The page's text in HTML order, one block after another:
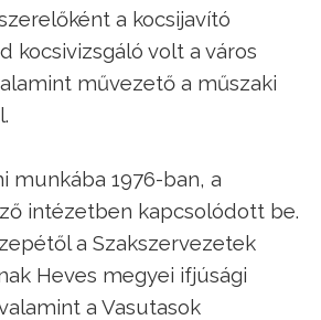
a kocsijavító
kocsivizsgáló volt a város
művezető a műszaki
munkába 1976-ban, a
intézetben kapcsolódott be.
a Szakszervezetek
Heves megyei ifjúsági
a Vasutasok